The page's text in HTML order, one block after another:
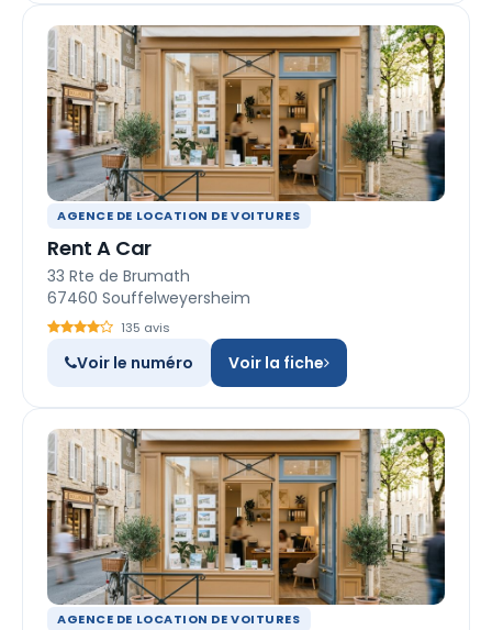
AGENCE DE LOCATION DE VOITURES
Rent A Car
33 Rte de Brumath
67460 Souffelweyersheim
135 avis
Voir le numéro Voir la fiche
AGENCE DE LOCATION DE VOITURES